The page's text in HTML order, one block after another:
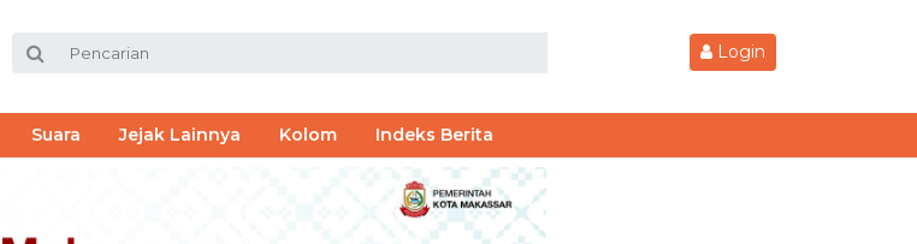
Login
Suara Jejak Lainnya Kolom Indeks Berita